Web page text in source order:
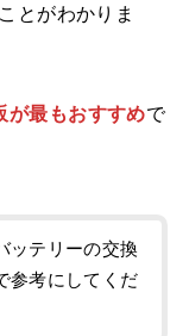
とがわかりま
が最もおすすめで
ッテリーの交換
参考にしてくだ